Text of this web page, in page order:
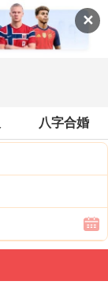
✕
八字合婚